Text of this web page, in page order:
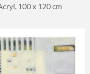
100 x 120 cm